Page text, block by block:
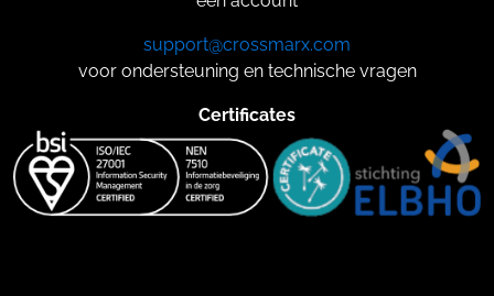
support@crossmarx.com
voor ondersteuning en technische vragen
Certificates